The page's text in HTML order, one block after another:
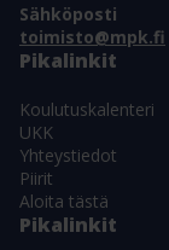
Sähköposti
toimisto@mpk.fi
Pikalinkit
Koulutuskalenteri
UKK
Yhteystiedot
Piirit
Aloita tästä
Pikalinkit